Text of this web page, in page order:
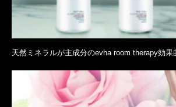
天然ミネラルが主成分のevha room therapy効果